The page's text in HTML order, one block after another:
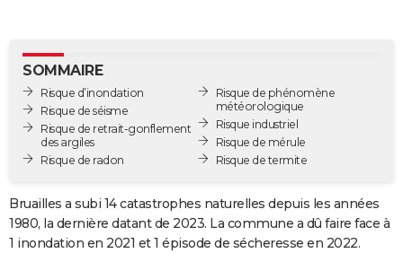
GUIDES D'ACHAT
BONS PLANS
CARTE DE VOEUX
Carte de Noël
Carte Bonne année
Carte Saint-Valentin
Carte Pâques
Carte d'anniversaire
DICTIONNAIRE
Dictionnaire
Biographies
Citations
Expressions
Proverbes
PROGRAMME TV
COPAINS D'AVANT
SOMMAIRE
Risque d’inondation
Risque de séisme
Risque de retrait-gonflement
des argiles
Risque de radon
Risque de phénomène
météorologique
Risque industriel
Risque de mérule
Risque de termite
Bruailles a subi 14 catastrophes naturelles depuis les années
1980, la dernière datant de 2023. La commune a dû faire face à
1 inondation en 2021 et 1 épisode de sécheresse en 2022.